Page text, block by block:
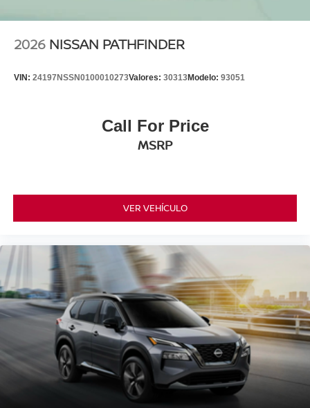
2026 NISSAN PATHFINDER
VIN: 24197NSSN0100010273Valores: 30313Modelo: 93051
Call For Price
MSRP
VER VEHÍCULO